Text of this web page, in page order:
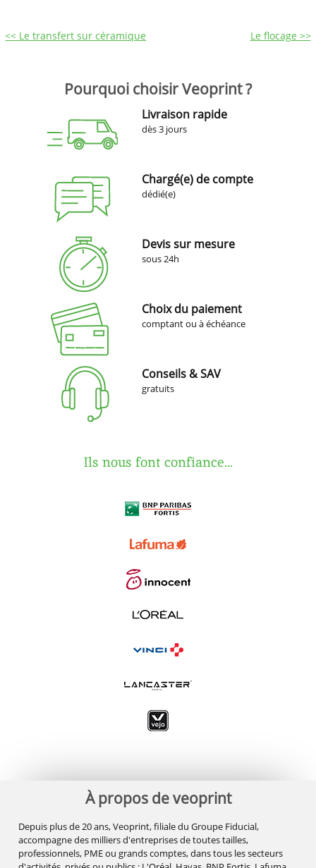
<< Le transfert sur céramique Le flocage >>
Pourquoi choisir Veoprint ?
Livraison rapide
dès 3 jours
Chargé(e) de compte
dédié(e)
Devis sur mesure
sous 24h
Choix du paiement
comptant ou à échéance
Conseils & SAV
gratuits
Ils nous font confiance...
À propos de veoprint
Depuis plus de 20 ans, Veoprint, filiale du Groupe Fiducial,
accompagne des milliers d'entreprises de toutes tailles,
professionnels, PME ou grands comptes, dans tous les secteurs